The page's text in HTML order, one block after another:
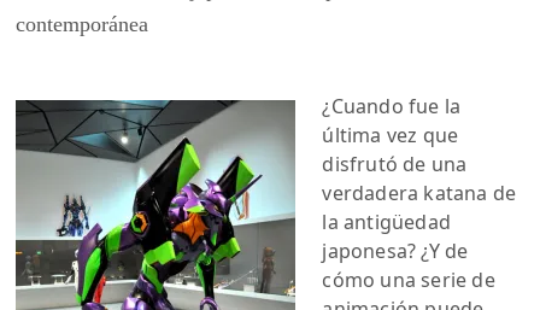
contemporánea
¿Cuando fue la
última vez que
disfrutó de una
verdadera katana de
la antigüedad
japonesa? ¿Y de
cómo una serie de